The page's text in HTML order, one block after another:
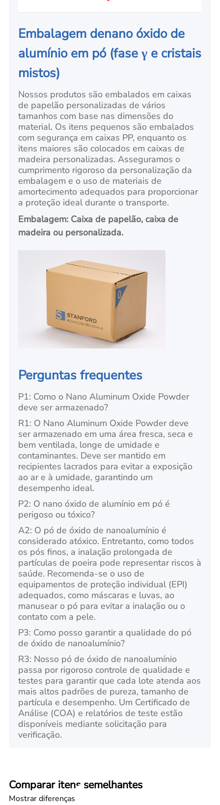
Embalagem denano óxido de
alumínio em pó (fase γ e cristais
mistos)
Nossos produtos são embalados em caixas
de papelão personalizadas de vários
tamanhos com base nas dimensões do
material. Os itens pequenos são embalados
com segurança em caixas PP, enquanto os
itens maiores são colocados em caixas de
madeira personalizadas. Asseguramos o
cumprimento rigoroso da personalização da
embalagem e o uso de materiais de
amortecimento adequados para proporcionar
a proteção ideal durante o transporte.
Embalagem: Caixa de papelão, caixa de
madeira ou personalizada.
Perguntas frequentes
P1: Como o Nano Aluminum Oxide Powder
deve ser armazenado?
R1: O Nano Aluminum Oxide Powder deve
ser armazenado em uma área fresca, seca e
bem ventilada, longe de umidade e
contaminantes. Deve ser mantido em
recipientes lacrados para evitar a exposição
ao ar e à umidade, garantindo um
desempenho ideal.
P2: O nano óxido de alumínio em pó é
perigoso ou tóxico?
A2: O pó de óxido de nanoalumínio é
considerado atóxico. Entretanto, como todos
os pós finos, a inalação prolongada de
partículas de poeira pode representar riscos à
saúde. Recomenda-se o uso de
equipamentos de proteção individual (EPI)
adequados, como máscaras e luvas, ao
manusear o pó para evitar a inalação ou o
contato com a pele.
P3: Como posso garantir a qualidade do pó
de óxido de nanoalumínio?
R3: Nosso pó de óxido de nanoalumínio
passa por rigoroso controle de qualidade e
testes para garantir que cada lote atenda aos
mais altos padrões de pureza, tamanho de
partícula e desempenho. Um Certificado de
Análise (COA) e relatórios de teste estão
disponíveis mediante solicitação para
verificação.
Comparar itens semelhantes
Mostrar diferenças